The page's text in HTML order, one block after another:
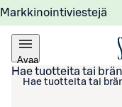
Markkinointiviestejä
Avaa
valikko
Hae tuotteita tai